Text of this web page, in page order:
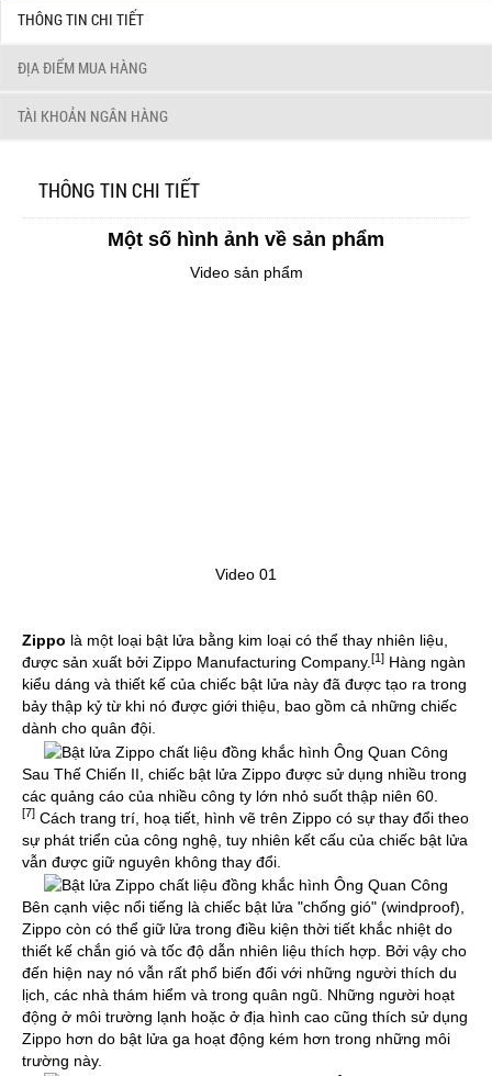
THÔNG TIN CHI TIẾT
ĐỊA ĐIỂM MUA HÀNG
TÀI KHOẢN NGÂN HÀNG
THÔNG TIN CHI TIẾT
Một số hình ảnh về sản phẩm
Video sản phẩm
Video 01
Zippo là một loại bật lửa bằng kim loại có thể thay nhiên liệu,
được sản xuất bởi Zippo Manufacturing Company.[1] Hàng ngàn
kiểu dáng và thiết kế của chiếc bật lửa này đã được tạo ra trong
bảy thập kỷ từ khi nó được giới thiệu, bao gồm cả những chiếc
dành cho quân đội.
Sau Thế Chiến II, chiếc bật lửa Zippo được sử dụng nhiều trong
các quảng cáo của nhiều công ty lớn nhỏ suốt thập niên 60.
[7] Cách trang trí, hoạ tiết, hình vẽ trên Zippo có sự thay đổi theo
sự phát triển của công nghệ, tuy nhiên kết cấu của chiếc bật lửa
vẫn được giữ nguyên không thay đổi.
Bên cạnh việc nổi tiếng là chiếc bật lửa "chống gió" (windproof),
Zippo còn có thể giữ lửa trong điều kiện thời tiết khắc nhiệt do
thiết kế chắn gió và tốc độ dẫn nhiên liệu thích hợp. Bởi vậy cho
đến hiện nay nó vẫn rất phổ biến đối với những người thích du
lịch, các nhà thám hiểm và trong quân ngũ. Những người hoạt
động ở môi trường lạnh hoặc ở địa hình cao cũng thích sử dụng
Zippo hơn do bật lửa ga hoạt động kém hơn trong những môi
trường này.